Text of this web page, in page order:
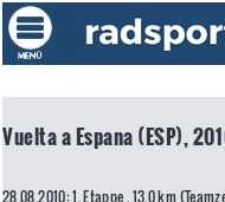
Vuelta a Espana (ESP),
28.08.2010: 1. Etappe , 13.0 km